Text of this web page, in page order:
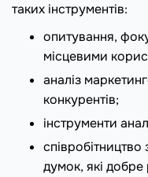
таких інструментів:
опитування,
місцевими
аналіз
конкурентів;
інструменти
думок, які